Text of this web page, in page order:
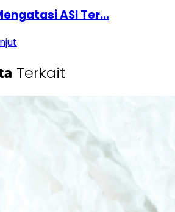
ASI Ter...
Terkait